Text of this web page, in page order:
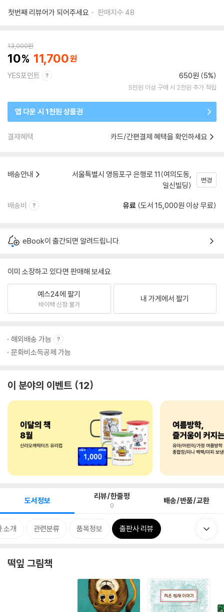
첫번째 리뷰어가 되어주세요
판매지수 48
13,000원
10 11,700
YES포인트 650원 (5%)
5만원 이상 구매 시 2천원 추가 적립
앱 다운 시 1천원 상품권
결제혜택 카드/간편결제 혜택을 확인하세요
배송안내
서울특별시 영등포구 은행로 11(여의도동,
일신빌딩)
변경
배송비 유료 (도서 15,000원 이상 무료)
eBook이 출간되면 알려드립니다.
이미 소장하고 있다면 판매해 보세요.
예스24에 팔기
바이백 신청 불가
내 가게에서 팔기
해외배송 가능
문화비소득공제 가능
이 분야의 이벤트 12
도서정보 리뷰/한줄평
0 배송/반품/교환
소개 관련분류 품목정보 출판사 리뷰
떡잎 그림책